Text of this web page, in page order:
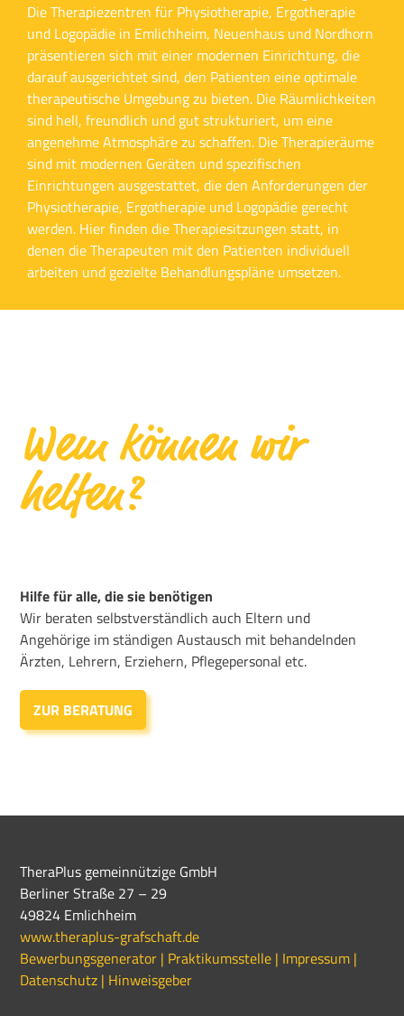
Die Therapiezentren für Physiotherapie, Ergotherapie
und Logopädie in Emlichheim, Neuenhaus und Nordhorn
präsentieren sich mit einer modernen Einrichtung, die
darauf ausgerichtet sind, den Patienten eine optimale
therapeutische Umgebung zu bieten. Die Räumlichkeiten
sind hell, freundlich und gut strukturiert, um eine
angenehme Atmosphäre zu schaffen. Die Therapieräume
sind mit modernen Geräten und spezifischen
Einrichtungen ausgestattet, die den Anforderungen der
Physiotherapie, Ergotherapie und Logopädie gerecht
werden. Hier finden die Therapiesitzungen statt, in
denen die Therapeuten mit den Patienten individuell
arbeiten und gezielte Behandlungspläne umsetzen.
Wem können wir
helfen?
Hilfe für alle, die sie benötigen
Wir beraten selbstverständlich auch Eltern und
Angehörige im ständigen Austausch mit behandelnden
Ärzten, Lehrern, Erziehern, Pflegepersonal etc.
ZUR BERATUNG
TheraPlus gemeinnützige GmbH
Berliner Straße 27 – 29
49824 Emlichheim
www.theraplus-grafschaft.de
Bewerbungsgenerator | Praktikumsstelle | Impressum |
Datenschutz | Hinweisgeber